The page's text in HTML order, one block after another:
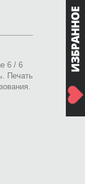
6 / 6
Печать